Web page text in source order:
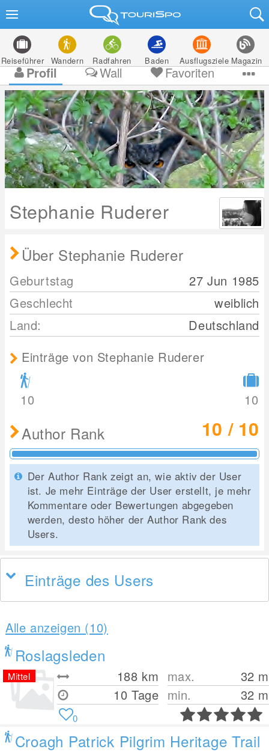
Reiseführer Wandern Radfahren Baden Ausflugsziele Magazin
Profil Wall Favoriten
Stephanie Ruderer
Über Stephanie Ruderer
Geburtstag
27 Jun 1985
Geschlecht
weiblich
Land:
Deutschland
Einträge von Stephanie Ruderer
10 10
Author Rank 10 / 10
Der Author Rank zeigt an, wie aktiv der User
ist. Je mehr Einträge der User erstellt, je mehr
Kommentare oder Bewertungen abgegeben
werden, desto höher der Author Rank des
Users.
Einträge des Users
Alle anzeigen (10)
Roslagsleden
188 km
10 Tage
max. 32 m
min.
32 m
Mittel
0
Croagh Patrick Pilgrim Heritage Trail